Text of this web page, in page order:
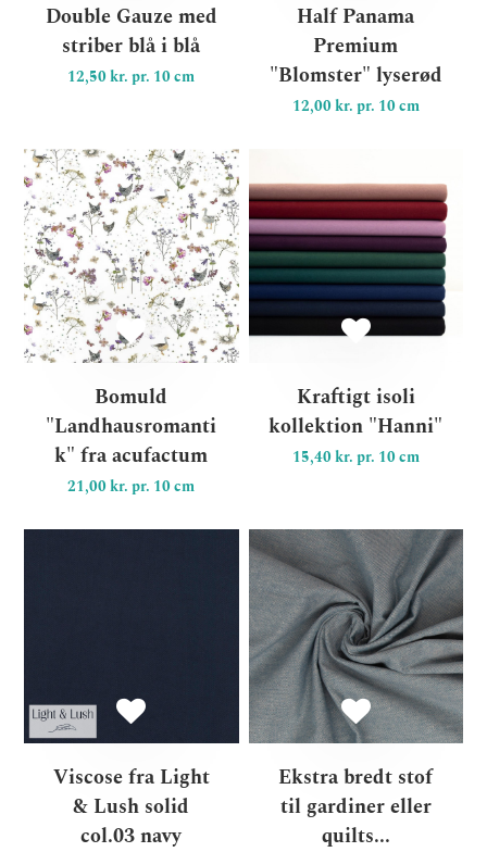
Double Gauze med
striber blå i blå
12,50 kr. pr. 10 cm
Half Panama
Premium
"Blomster" lyserød
12,00 kr. pr. 10 cm
Bomuld
"Landhausromanti
k" fra acufactum
21,00 kr. pr. 10 cm
Bomuld
Kraftigt isoli
kollektion "Hanni"
15,40 kr. pr. 10 cm
Viscose fra Light
& Lush solid
col.03 navy
Viscose fra Light & Lush
Ekstra bredt stof
til gardiner eller
quilts...